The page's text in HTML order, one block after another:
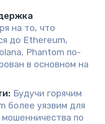
на то, что
до Ethereum,
Phantom по-
в основном на
: Будучи горячим
более уязвим для
по